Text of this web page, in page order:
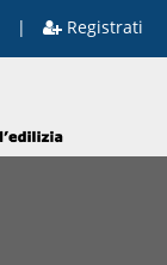
| Registrati